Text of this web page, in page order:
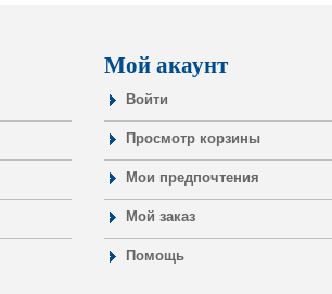
Мой акаунт
Войти
Просмотр корзины
Мои предпочтения
Мой заказ
Помощь